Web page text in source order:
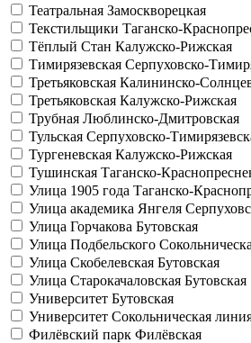
Театральная Замоскворецкая
Текстильщики Таганско-
Тёплый Стан Калужско-Рижская
Тимирязевская Серпуховско-
Третьяковская Калининско-
Третьяковская Калужско-Рижская
Трубная Люблинско-Дмитровская
Тульская Серпуховско-
Тургеневская Калужско-Рижская
Тушинская Таганско-
Улица 1905 года Таганско-
Улица академика Янгеля
Улица Горчакова Бутовская
Улица Подбельского
Улица Скобелевская Бутовская
Улица Старокачаловская Бутовская
Университет Бутовская
Университет Сокольническая
Филёвский парк Филёвская